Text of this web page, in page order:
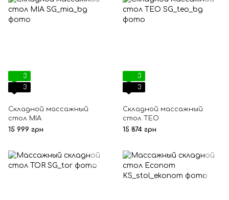
3
3
Складной массажный
стол MIA
15 999 грн
3
3
Складной массажный
стол TEO
15 874 грн